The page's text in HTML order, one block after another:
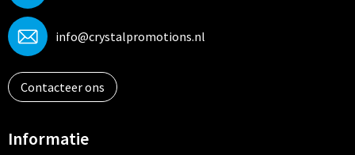
info@crystalpromotions.nl
Contacteer ons
Informatie